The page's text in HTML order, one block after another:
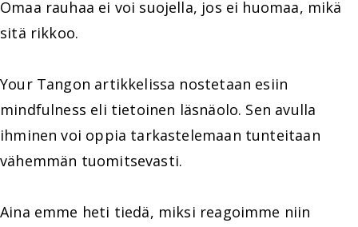
Omaa rauhaa ei voi suojella, jos ei huomaa, mikä
sitä rikkoo.
Your Tangon artikkelissa nostetaan esiin
mindfulness eli tietoinen läsnäolo. Sen avulla
ihminen voi oppia tarkastelemaan tunteitaan
vähemmän tuomitsevasti.
Aina emme heti tiedä, miksi reagoimme niin